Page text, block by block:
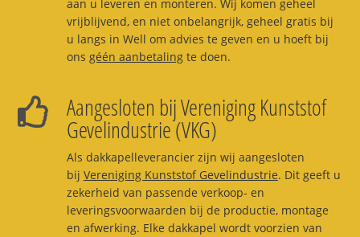
aan u leveren en monteren. Wij komen geheel
vrijblijvend, en niet onbelangrijk, geheel gratis bij
u langs in Well om advies te geven en u hoeft bij
ons géén aanbetalingte doen.
Aangesloten bij Vereniging Kunststof
Gevelindustrie (VKG)
Als dakkapelleverancier zijn wij aangesloten
bij Vereniging Kunststof Gevelindustrie. Dit geeft u
zekerheid van passende verkoop- en
leveringsvoorwaarden bij de productie, montage
en afwerking. Elke dakkapel wordt voorzien van